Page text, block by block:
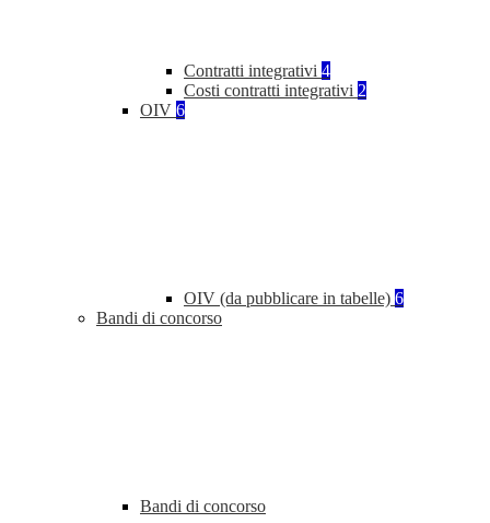
Contratti integrativi 4
Costi contratti integrativi 2
OIV 6
OIV (da pubblicare in tabelle) 6
Bandi di concorso
Bandi di concorso